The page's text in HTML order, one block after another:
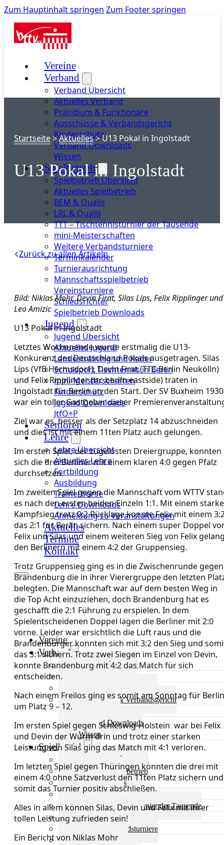
Zum Hauptinhalt springen Zum Footer springen
Vereine
Verband
Verband Übersicht
Aktuelles Verband
Präsidium & Funktionäre
Ausschüsse & Verbandsgericht
Kinderschutz
Verband Downloads
Wissen
Spielbetrieb
Spielbetrieb Übersicht
Aktuelles Spielbetrieb
BEM & Qualis
LRL & Qualis
TTT – Tischtennisturnier der Tausende
mini-Meisterschaften
Weitere Verbandsturniere
Terminkalender
Turnierausrichtung
Mannschaftsspielbetrieb
Vereinsturniere
Schiedsrichter
Spielbetrieb Downloads
Jugend
Jugend Übersicht
Aktuelles Jugend
Landestraining und Kader
Schulsport Tischtennis in Berlin
mini-Meisterschaften
Kinderschutz
Jugend Downloads
JtfO+P
Senioren
Lehre
Lehre Übersicht
Aktuelles Lehre
Fortbildung
Ausbildung
Trainerbörse
Lehre Downloads
Anmeldung zu Veranstaltungen
Aktuelles
Termine
Kontakt
Vereine
Verband
Verband Übersicht
Ausschüsse & Verbandsgericht
Verband Downloads
Wissen
Spielbetrieb
Spielbetrieb Übersicht
Aktuelles Spielbetrieb
BEM & Qualis
LRL & Qualis
TTT – Tischtennisturnier der Tausende
mini-Meisterschaften
Weitere Verbandsturniere
Terminkalender
Startseite>Aktuelles>U13 Pokal in Ingolstadt
U13 Pokal in Ingolstadt
Zurück zu allen Artikeln
Bild: Niklas Mohr, Devin Firat, Silas Lips, Felix Ripplinger und
Leo Amizic
U13 Pokal in Ingolstadt
Letztes Wochenende wurde erstmalig die U13-
Konkurenz des Deutschland Pokals ausgetragen. Silas
Lips (VfB Hermsdorf), Devin Firat (TTC Berlin Neukölln)
und Felix Ripplinger (ttc berlin eastside) traten in
Ingolstadt für Berlin an den Start. Der SV Buxheim 1930
war ein toller Gastgeber dieser
Ziel war es, besser als der Setzplatz 14 abzuschneiden
und dies ist mit einem 11ten Platz auch gelungen.
Im ersten Spiel, der zugelosten Dreiergruppe, konnten
sich die drei Berliner mit einem klaren 4:0 gegen Pfalz
durchsetzen.
Im zweiten Spiel gegen die Mannschaft vom WTTV
es nach den ersten beiden Einzeln 1:1. Mit einem
Kampfsieg trotz 0:2 Rücklage konnte Felix mit einem
das 2:1 für Berlin sichern. Nach einem super Doppel
Felix und Silas und einem weiteren Sieg von Felix
den Berlinern mit einem 4:2 der Gruppensieg.
Trotz Gruppensieg ging es in die Zwischenrunde gegen
Brandenburg die in ihrer Vierergruppe den letzten
belegten. Die Mannschaft war auf dem besten Weg in
die Top Acht einzuziehen, doch Brandenburg hat es
geschafft die 2:1 Führung zu erspielen. In dem
Spielentscheidenen Doppel lagen die Berliner mit 2:0
vorne. Leider war ersichtlich die Luft raus und die
Brandenburger konnten sich mit 3:2 den Sieg und
das 3:1 sichern. Trotz zwei Siegen im Einzel von Devin,
konnte Brandenburg mit 4:2 das Match für sich
entscheiden.
Nach einem Freilos ging es somit am Sonntag für Berlin
um Platz 9 – 12.
Im ersten Spiel gegen Schleswig-Holstein war bei Felix
und Devin der Wurm drin und trotz einer starken
Leistung von Silas ging das Match mit 4:1 verloren.
Im letzten Spiel gegen Thüringen konnten die drei mit
einem 4:0 ohne Satzverlust den 11ten Platz sichern und
somit das Turnier positiv abschließen.
Alles in allem können Silas, Devin und Felix mit ihrer
tollen Leistung zufrieden sein!
Ein Bericht von Niklas Mohr